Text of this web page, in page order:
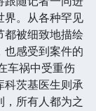
界。从各种罕见
都被细致地描绘
也感受到案件的
车祸中受重伤
科茨基医生则承
所有人都为之